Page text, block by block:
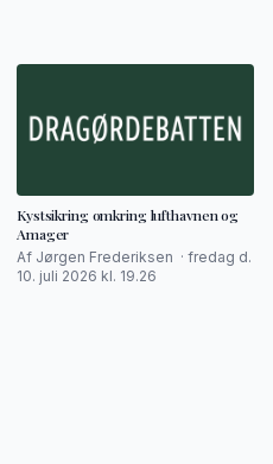
Kystsikring omkring lufthavnen og
Amager
Af Jørgen Frederiksen · fredag d.
10. juli 2026 kl. 19.26